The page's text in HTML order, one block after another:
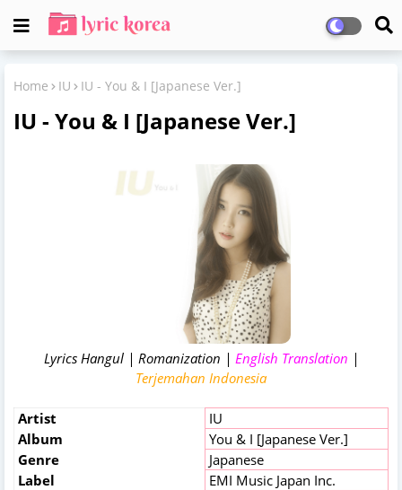
Home IU IU - You & I [Japanese Ver.]
IU - You & I [Japanese Ver.]
Lyrics Hangul | Romanization | English Translation |
Terjemahan Indonesia
Artist
IU
Album
You & I [Japanese Ver.]
Genre
Japanese
Label
EMI Music Japan Inc.